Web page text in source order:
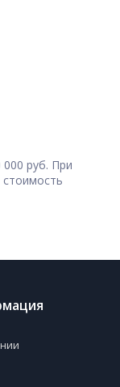
руб. При
стоимость